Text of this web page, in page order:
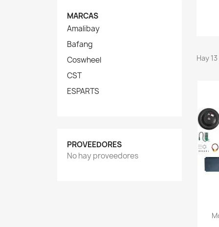
MARCAS
Amalibay
Bafang
Coswheel
CST
ESPARTS
PROVEEDORES
No hay proveedores
Hay